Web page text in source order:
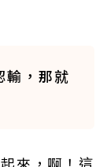
輸，那就